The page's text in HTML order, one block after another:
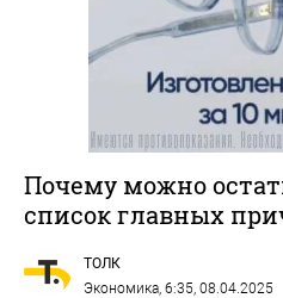
Почему можно
список главных
ТОЛК
Экономика, 6:35, 08.04.2025